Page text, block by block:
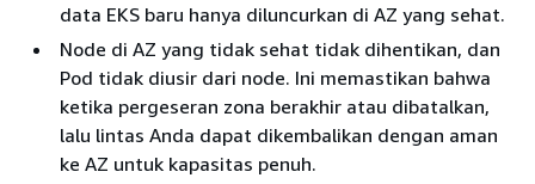
data EKS baru hanya diluncurkan di AZ yang sehat.
Node di AZ yang tidak sehat tidak dihentikan, dan
Pod tidak diusir dari node. Ini memastikan bahwa
ketika pergeseran zona berakhir atau dibatalkan,
lalu lintas Anda dapat dikembalikan dengan aman
ke AZ untuk kapasitas penuh.